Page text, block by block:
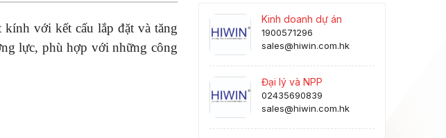
với kết cấu lắp đặt và tăng
lực, phù hợp với những công
Kinh doanh dự án
1900571296
sales@hiwin.com.hk
Đại lý và NPP
02435690839
sales@hiwin.com.hk